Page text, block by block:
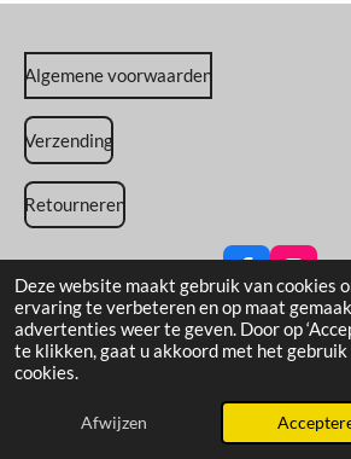
Deze website maakt gebruik van cookies
ervaring te verbeteren en op maat
advertenties weer te geven. Door op
te klikken, gaat u akkoord met het gebruik
cookies.
Afwijzen
Algemene voorwaarden
Verzending
Retourneren
F
a
c
e
b
o
I
n
s
t
a
r
a
m
Delen Delen
© 2025 - 2026 Dog's Choyce